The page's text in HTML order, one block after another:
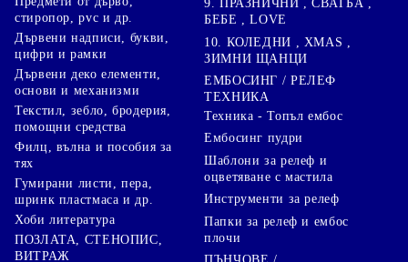
стиропор, pvc и др.
Дървени надписи, букви,
цифри и рамки
Дървени деко елементи,
основи и механизми
Текстил, зебло, бродерия,
помощни средства
Филц, вълна и пособия за
тях
Гумирани листи, пера,
шринк пластмаса и др.
Хоби литература
ПОЗЛАТА, СТЕНОПИС,
ВИТРАЖ
9. ПРАЗНИЧНИ , СВАТБА ,
БЕБЕ , LOVE
10. КОЛЕДНИ , XMAS ,
ЗИМНИ ЩАНЦИ
ЕМБОСИНГ / РЕЛЕФ
ТЕХНИКА
Техника - Топъл ембос
Ембосинг пудри
Шаблони за релеф и
оцветяване с мастила
Инструменти за релеф
Папки за релеф и ембос
плочи